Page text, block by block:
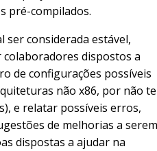
pré-compilados.
ser considerada estável,
dispostos a
de configurações possíveis
não x86, por não
e relatar possíveis erros,
de melhorias a serem
dispostas a ajudar na